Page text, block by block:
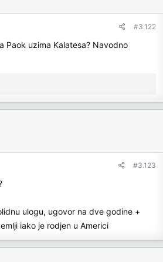
#3.122
Paok uzima Kalatesa? Navodno
#3.123
ulogu, ugovor na dve godine +
iako je rodjen u Americi